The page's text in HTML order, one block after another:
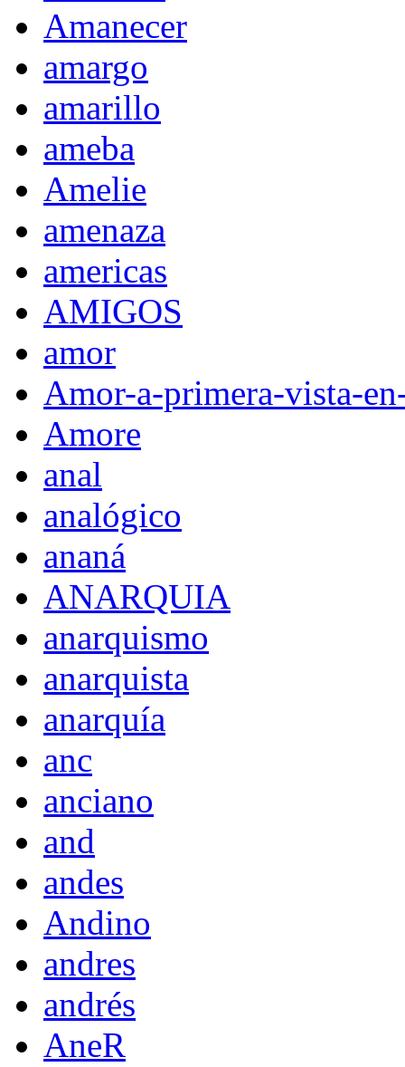
Amanecer
amargo
amarillo
ameba
Amelie
amenaza
americas
AMIGOS
amor
Amor-a-primera-vista-
Amore
anal
analógico
ananá
ANARQUIA
anarquismo
anarquista
anarquía
anc
anciano
and
andes
Andino
andres
andrés
AneR